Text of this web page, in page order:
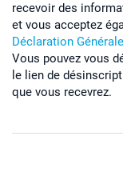
recevoir des
et vous acceptez
Déclaration
Vous pouvez vous
le lien de
que vous recevrez.